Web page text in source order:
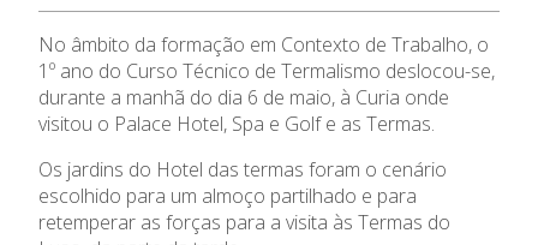
Ofertas de emprego
Regulamentos
Jornal “O Coreto”
Privacidade
Oferta Formativa
Letiva
Academia de LínguasEnsino Profissional
Curso de Técnico/a de Apoio
à Família e à Comunidade
Ofertas de Emprego
Ano Letivo
SIGE
Secretariado de Exames
Admissão
No âmbito da formação em Contexto de Trabalho, o
1º ano do Curso Técnico de Termalismo deslocou-se,
durante a manhã do dia 6 de maio, à Curia onde
visitou o Palace Hotel, Spa e Golf e as Termas.
Os jardins do Hotel das termas foram o cenário
escolhido para um almoço partilhado e para
retemperar as forças para a visita às Termas do